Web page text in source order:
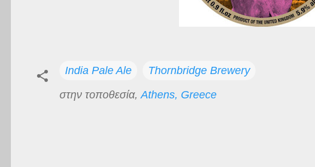
India Pale Ale
Thornbridge Brewery
στην τοποθεσία,Athens, Greece